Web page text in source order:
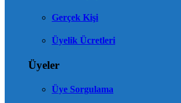
Gerçek Kişi
Üyelik Ücretleri
Üyeler
Üye Sorgulama